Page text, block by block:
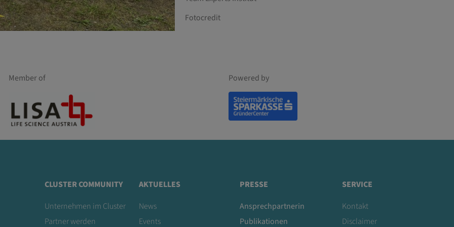
Fotocredit
Member of Powered by
CLUSTER COMMUNITY
Unternehmen im Cluster
Partner werden
AKTUELLES
News
Events
PRESSE
Ansprechpartnerin
Publikationen
SERVICE
Kontakt
Disclaimer